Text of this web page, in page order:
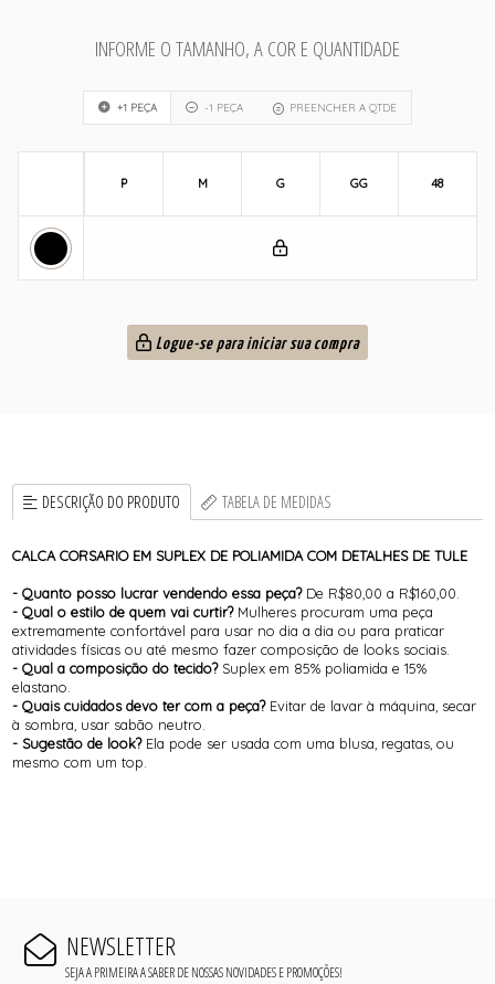
INFORME O TAMANHO, A COR E QUANTIDADE
+1 PEÇA -1 PEÇA PREENCHER A QTDE
P M G GG 48
Logue-se para iniciar sua compra
DESCRIÇÃO DO PRODUTO TABELA DE MEDIDAS
CALCA CORSARIO EM SUPLEX DE POLIAMIDA COM DETALHES DE TULE
- Quanto posso lucrar vendendo essa peça?De R$80,00 a R$160,00.
- Qual o estilo de quem vai curtir?Mulheres procuram uma peça
extremamente confortável para usar no dia a dia ou para praticar
atividades físicas ou até mesmo fazer composição de looks sociais.
- Qual a composição do tecido?Suplex em 85% poliamida e 15%
elastano.
- Quais cuidados devo ter com a peça?Evitar de lavar à máquina, secar
à sombra, usar sabão neutro.
- Sugestão de look?Ela pode ser usada com uma blusa, regatas, ou
mesmo com um top.
NEWSLETTER
SEJA A PRIMEIRA A SABER DE NOSSAS NOVIDADES E PROMOÇÕES!